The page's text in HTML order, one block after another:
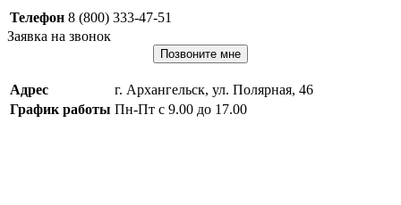
Телефон 8 (800) 333-47-51
Заявка на звонок
Позвоните мне
Адрес
г. Архангельск, ул. Полярная, 46
График работы Пн-Пт с 9.00 до 17.00